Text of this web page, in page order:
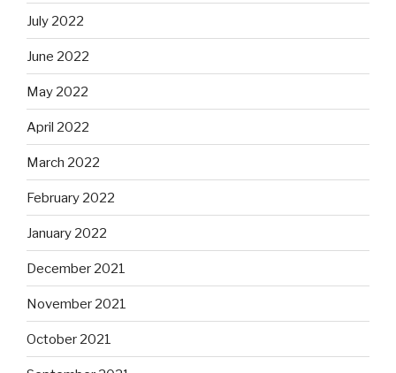
July 2022
June 2022
May 2022
April 2022
March 2022
February 2022
January 2022
December 2021
November 2021
October 2021